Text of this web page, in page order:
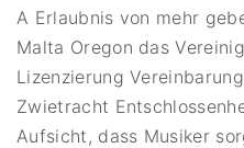
A Erlaubnis von mehr
Malta Oregon das
Lizenzierung
Zwietracht
Aufsicht, dass Musiker